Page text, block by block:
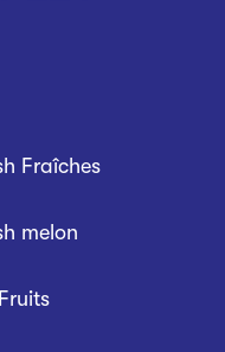
Fraîches
melon